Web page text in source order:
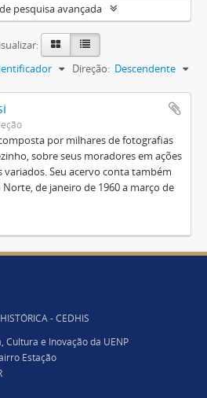
pesquisa avançada
Direção: Descendente
por milhares de fotografias
sobre seus moradores em ações
Seu acervo conta também
de janeiro de 1960 a março de
- CEDHIS
Cultura e Inovação da UENP
Estação